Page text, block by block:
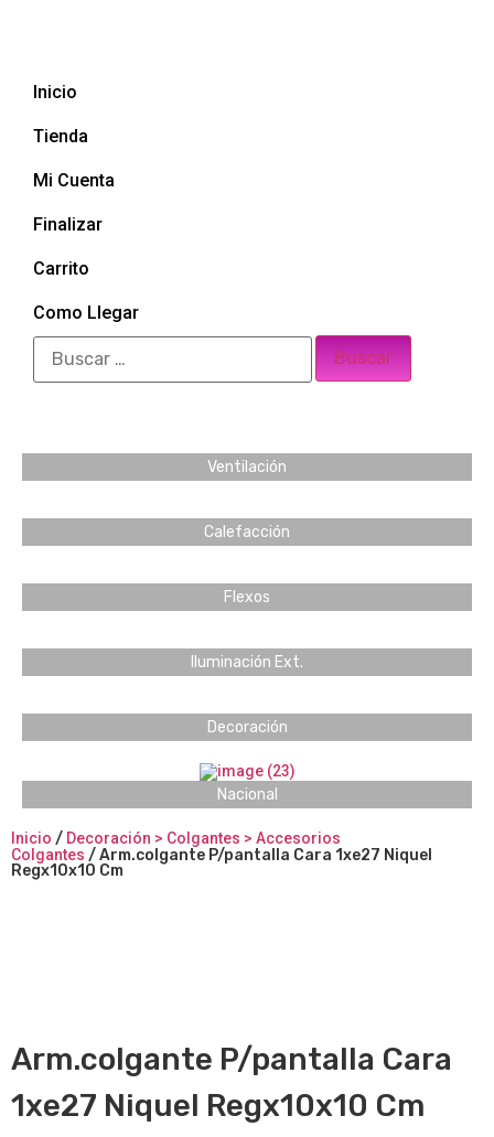
Inicio
Tienda
Mi Cuenta
Finalizar
Carrito
Como Llegar
Ventilación
Calefacción
Flexos
Iluminación Ext.
Decoración
Nacional
Inicio / Decoración > Colgantes > Accesorios
Colgantes / Arm.colgante P/pantalla Cara 1xe27 Niquel
Regx10x10 Cm
Arm.colgante P/pantalla Cara
1xe27 Niquel Regx10x10 Cm